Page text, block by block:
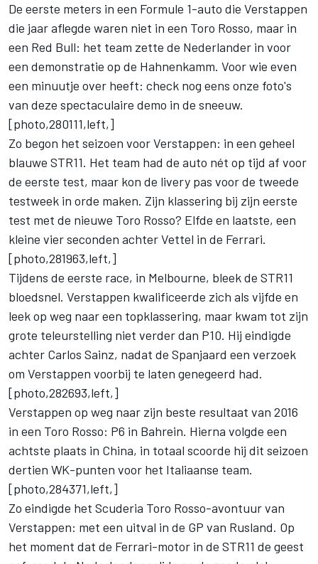
De eerste meters in een Formule 1-auto die Verstappen
die jaar aflegde waren niet in een Toro Rosso, maar in
een Red Bull: het team zette de Nederlander in voor
een demonstratie op de Hahnenkamm. Voor wie even
een minuutje over heeft: check nog eens onze foto's
van deze spectaculaire demo in de sneeuw.
[photo,280111,left,]
Zo begon het seizoen voor Verstappen: in een geheel
blauwe STR11. Het team had de auto nét op tijd af voor
de eerste test, maar kon de livery pas voor de tweede
testweek in orde maken. Zijn klassering bij zijn eerste
test met de nieuwe Toro Rosso? Elfde en laatste, een
kleine vier seconden achter Vettel in de Ferrari.
[photo,281963,left,]
Tijdens de eerste race, in Melbourne, bleek de STR11
bloedsnel. Verstappen kwalificeerde zich als vijfde en
leek op weg naar een topklassering, maar kwam tot zijn
grote teleurstelling niet verder dan P10. Hij eindigde
achter Carlos Sainz, nadat de Spanjaard een verzoek
om Verstappen voorbij te laten genegeerd had.
[photo,282693,left,]
Verstappen op weg naar zijn beste resultaat van 2016
in een Toro Rosso: P6 in Bahrein. Hierna volgde een
achtste plaats in China, in totaal scoorde hij dit seizoen
dertien WK-punten voor het Italiaanse team.
[photo,284371,left,]
Zo eindigde het Scuderia Toro Rosso-avontuur van
Verstappen: met een uitval in de GP van Rusland. Op
het moment dat de Ferrari-motor in de STR11 de geest